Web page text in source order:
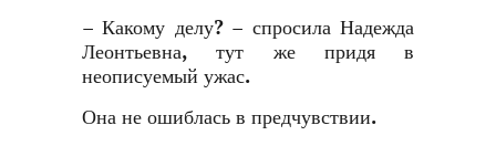
– Какому делу? – спросила Надежда
Леонтьевна, тут же придя в
неописуемый ужас.
Она не ошиблась в предчувствии.